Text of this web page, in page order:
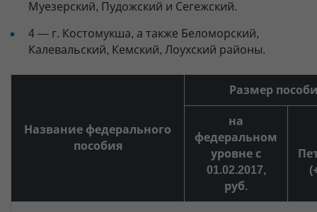
Муезерский, Пудожский и Сегежский.
4 — г. Костомукша, а также Беломорский,
Калевальский, Кемский, Лоухский районы.
Название федерального
пособия
Размер
на
федеральном
уровне с
01.02.2017,
руб.